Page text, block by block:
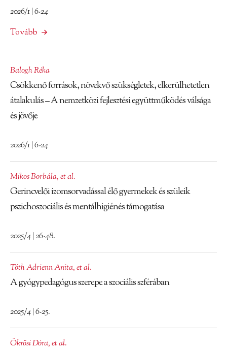
2026/1 | 6-24
Tovább
Balogh Réka
Csökkenő források, növekvő szükségletek, elkerülhetetlen
átalakulás – A nemzetközi fejlesztési együttműködés válsága
és jövője
2026/1 | 6-24
Mikos Borbála,et al.
Gerincvelői izomsorvadással élő gyermekek és szüleik
pszichoszociális és mentálhigiénés támogatása
2025/4 | 26-48.
Tóth Adrienn Anita,et al.
A gyógypedagógus szerepe a szociális szférában
2025/4 | 6-25.
Ökrösi Dóra,et al.